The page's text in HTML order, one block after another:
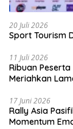
20 Juli 2026
Sport Tourism
11 Juli 2026
Ribuan
Meriahkan
17 Juni 2026
Rally Asia
Momentum